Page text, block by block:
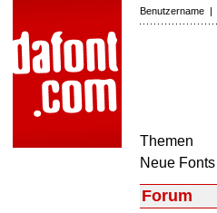
Benutzername |
Themen
Neue Fonts
Forum